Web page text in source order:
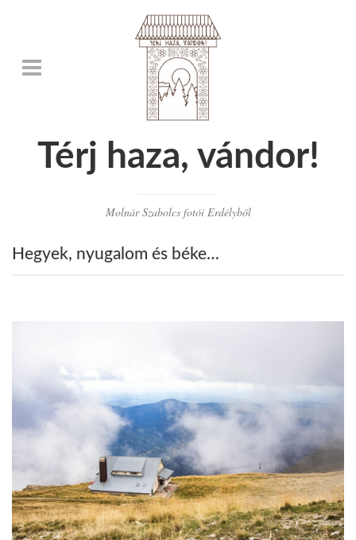
Térj haza, vándor!
Molnár Szabolcs fotói Erdélyből
Hegyek, nyugalom és béke…